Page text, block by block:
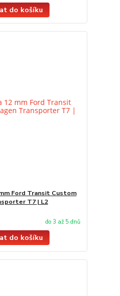
do košíku
Ford Transit Custom
T7 | L2
do 3 až 5 dnů
do košíku